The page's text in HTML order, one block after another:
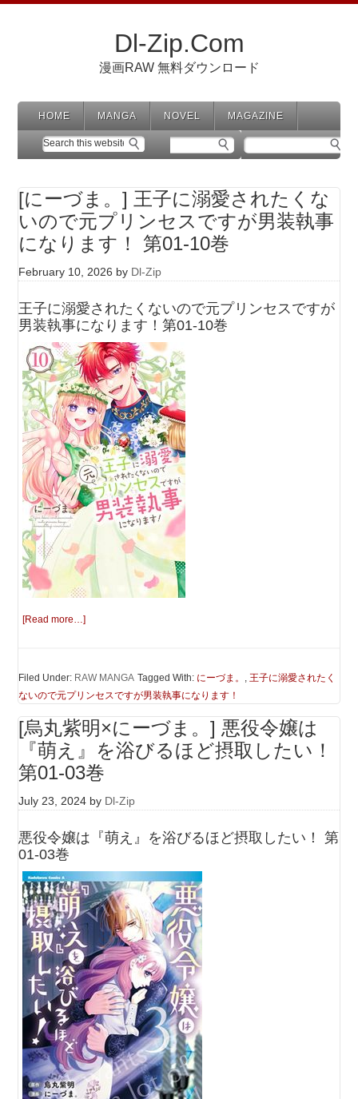
Dl-Zip.Com
漫画RAW 無料ダウンロード
HOME MANGA NOVEL MAGAZINE
[にーづま。] 王子に溺愛されたくな
いので元プリンセスですが男装執事
になります！ 第01-10巻
February 10, 2026 by Dl-Zip
王子に溺愛されたくないので元プリンセスですが
男装執事になります！第01-10巻
[Read more…]
Filed Under: RAW MANGA Tagged With: にーづま。 ,王子に溺愛されたく
ないので元プリンセスですが男装執事になります！
[烏丸紫明×にーづま。] 悪役令嬢は
『萌え』を浴びるほど摂取したい！
第01-03巻
July 23, 2024 by Dl-Zip
悪役令嬢は『萌え』を浴びるほど摂取したい！ 第
01-03巻